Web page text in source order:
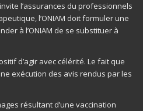
l’assurances du professionnels
l’ONIAM doit formuler une
à l’ONIAM de se substituer à
d’agir avec célérité. Le fait que
exécution des avis rendus par les
résultant d’une vaccination